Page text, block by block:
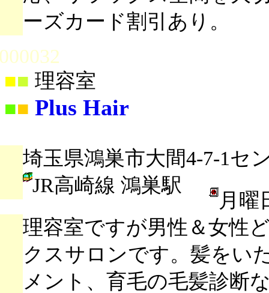
ーズカード割引あり。
■ 理容室
■■ Plus Hair
埼玉県鴻巣市大間4-7-1セ
JR高崎線 鴻巣駅
月曜
理容室ですが男性＆女性
クスサロンです。髪をい
メント、育毛の毛髪診断